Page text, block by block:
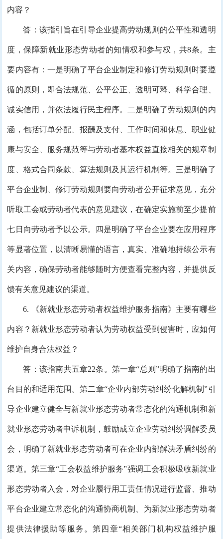
内容？
答：该指引旨在引导企业提高劳动规则的公平性和透明
度，保障新就业形态劳动者的知情权和参与权，共8条。主
要内容有：一是明确了平台企业制定和修订劳动规则时要遵
循的原则，即合法规范、公平公正、透明可释、科学合理、
诚实信用，并依法履行民主程序。二是明确了劳动规则的内
涵，包括订单分配、报酬及支付、工作时间和休息、职业健
康与安全、服务规范等与劳动者基本权益直接相关的规章制
度、格式合同条款、算法规则及其运行机制等。三是明确了
平台企业制、修订劳动规则要向劳动者公开征求意见，充分
听取工会或劳动者代表的意见建议，在确定实施前至少提前
七日向劳动者予以公示。四是明确了平台企业要在应用程序
等显著位置，以清晰易懂的语言，真实、准确地持续公示有
关内容，确保劳动者能够随时方便查看完整内容，并提供反
馈有关意见建议的渠道。
6. 《新就业形态劳动者权益维护服务指南》主要有哪些
内容？新就业形态劳动者认为劳动权益受到侵害时，应如何
维护自身合法权益？
答：该指南共五章22条。第一章“总则”明确了指南的出
台目的和适用范围。第二章“企业内部劳动纠纷化解机制”引
导企业建立健全与新就业形态劳动者常态化的沟通机制和新
就业形态劳动者申诉机制，鼓励成立企业劳动纠纷调解委员
会，明确了新就业形态劳动者可在企业内部解决矛盾纠纷的
渠道。第三章“工会权益维护服务”强调工会积极吸收新就业
形态劳动者入会，对企业履行用工责任情况进行监督、推动
平台企业建立常态化的沟通协商机制、为新就业形态劳动者
提供法律援助等服务。第四章“相关部门机构权益维护服